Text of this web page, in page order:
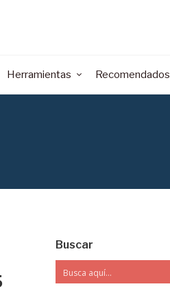
Herramientas Recomendados
Buscar